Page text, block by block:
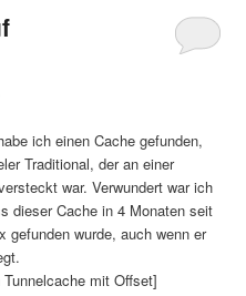
ich einen Cache gefunden,
Traditional, der an einer
war. Verwundert war ich
dieser Cache in 4 Monaten seit
gefunden wurde, auch wenn er
mit Offset]